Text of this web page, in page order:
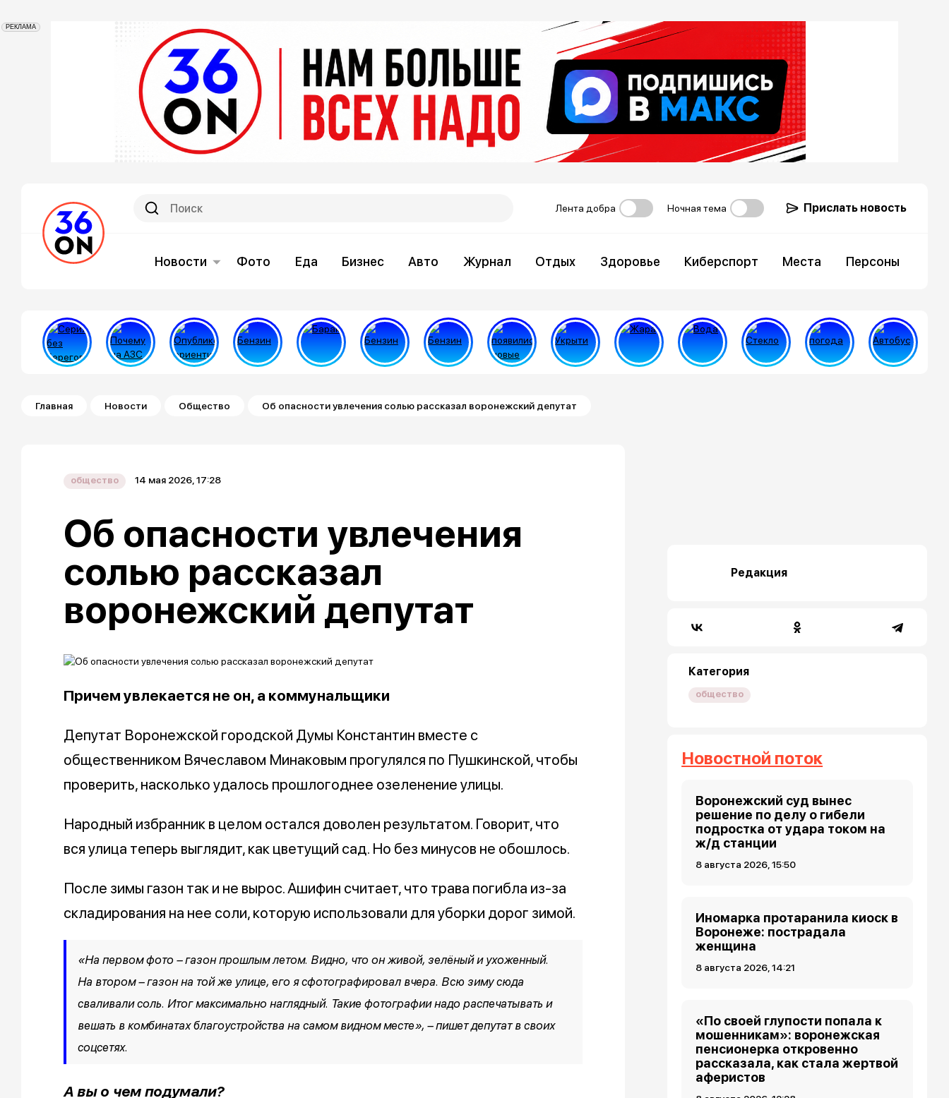
РЕКЛАМА
Лента добра Ночная тема Прислать новость
Новости Фото Еда Бизнес Авто Журнал Отдых Здоровье Киберспорт Места Персоны
Строка навигации
Главная Новости Общество Об опасности увлечения солью рассказал воронежский депутат
общество 14 мая 2026, 17:28
Об опасности увлечения
солью рассказал
воронежский депутат
Причем увлекается не он, а коммунальщики
Депутат Воронежской городской Думы Константин вместе с
общественником Вячеславом Минаковым прогулялся по Пушкинской, чтобы
проверить, насколько удалось прошлогоднее озеленение улицы.
Народный избранник в целом остался доволен результатом. Говорит, что
вся улица теперь выглядит, как цветущий сад. Но без минусов не обошлось.
После зимы газон так и не вырос. Ашифин считает, что трава погибла из-за
складирования на нее соли, которую использовали для уборки дорог зимой.
«На первом фото – газон прошлым летом. Видно, что он живой, зелёный и ухоженный.
На втором – газон на той же улице, его я сфотографировал вчера. Всю зиму сюда
сваливали соль. Итог максимально наглядный. Такие фотографии надо распечатывать и
вешать в комбинатах благоустройства на самом видном месте», – пишет депутат в своих
соцсетях.
А вы о чем подумали?
Редакция
Категория
общество
Новостной поток
Воронежский суд вынес
решение по делу о гибели
подростка от удара током на
ж/д станции
8 августа 2026, 15:50
Иномарка протаранила киоск в
Воронеже: пострадала
женщина
8 августа 2026, 14:21
«По своей глупости попала к
мошенникам»: воронежская
пенсионерка откровенно
рассказала, как стала жертвой
аферистов